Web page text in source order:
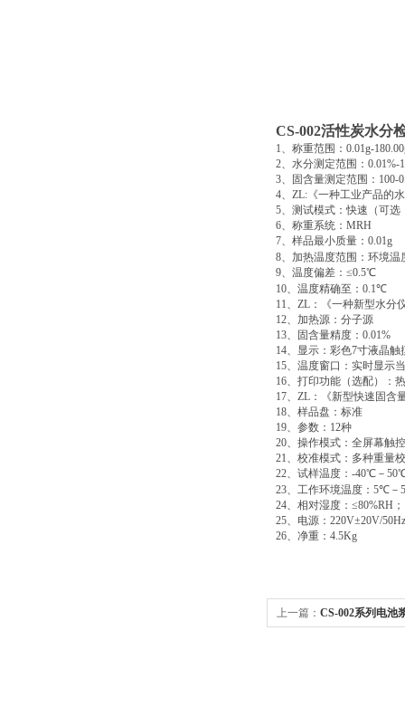
CS-002活性炭水分
1、称重范围： 0.01g-
2、水分测定范围： 0.01%-
3、固含量测定范围： 100-
4、 ZL: 《一种工业产品的
5、测试模式：快速（可选
6、称重系统： MRH
7、样品最小质量： 0.01g
8、加热温度范围：环境温
9、温度偏差： ≤0.5℃
10、温度精确至： 0.1℃
11、 ZL ：《一种新型水分
12、加热源：分子源
13、固含量精度： 0.01%
14、显示：彩色7寸液晶触
15、温度窗口：实时显示
16、打印功能（选配）：
17、 ZL ：《新型快速固含
18、样品盘：标准
19、参数： 12种
20、操作模式：全屏幕触
21、校准模式：多种重量
22、试样温度： -40℃ －
23、工作环境温度： 5℃ －
24、相对湿度： ≤80%RΗ ；
25、电源： 220V±20V/
26、净重： 4.5Kg
上一篇： CS-002系列电池